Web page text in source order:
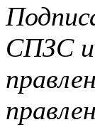
CПЗC